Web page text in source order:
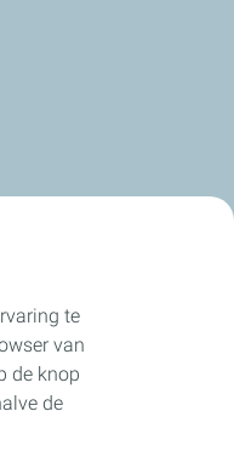
te
van
de knop
de